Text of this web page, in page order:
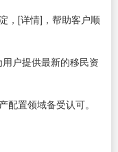
，[详情]，帮助客户顺
户提供最新的移民资
置领域备受认可。